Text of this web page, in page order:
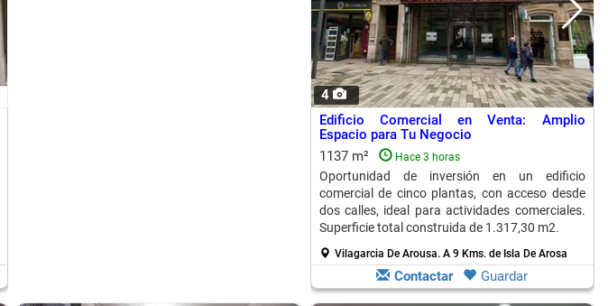
4
Edificio Comercial en Venta: Amplio
Espacio para Tu Negocio
1137 m²
Hace 3 horas
Oportunidad de inversión en un edificio
comercial de cinco plantas, con acceso desde
dos calles, ideal para actividades comerciales.
Superficie total construida de 1.317,30 m2.
Vilagarcia De Arousa. A 9 Kms. de Isla De Arosa
Contactar Guardar